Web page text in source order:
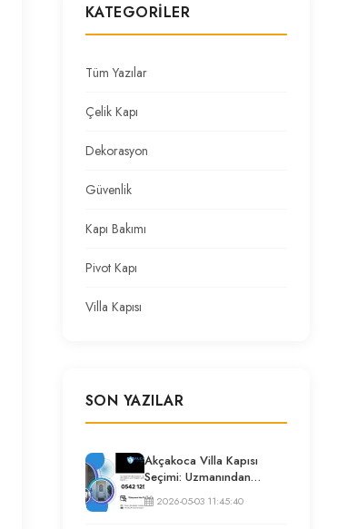
KATEGORILER
Tüm Yazılar
Çelik Kapı
Dekorasyon
Güvenlik
Kapı Bakımı
Pivot Kapı
Villa Kapısı
SON YAZILAR
Akçakoca Villa Kapısı
Seçimi: Uzmanından
Güvenlik ve İzolasyon
Rehberi
2026-05-03 11:45:40